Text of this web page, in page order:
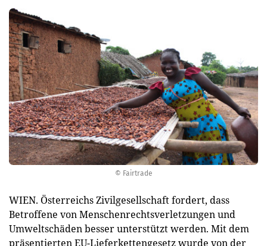
© Fairtrade
WIEN. Österreichs Zivilgesellschaft fordert, dass
Betroffene von Menschenrechtsverletzungen und
Umweltschäden besser unterstützt werden. Mit dem
präsentierten EU-Lieferkettengesetz wurde von der